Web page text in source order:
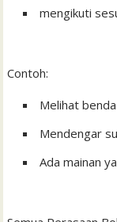
mengikuti
Contoh:
Melihat
Mendengar
Ada mainan